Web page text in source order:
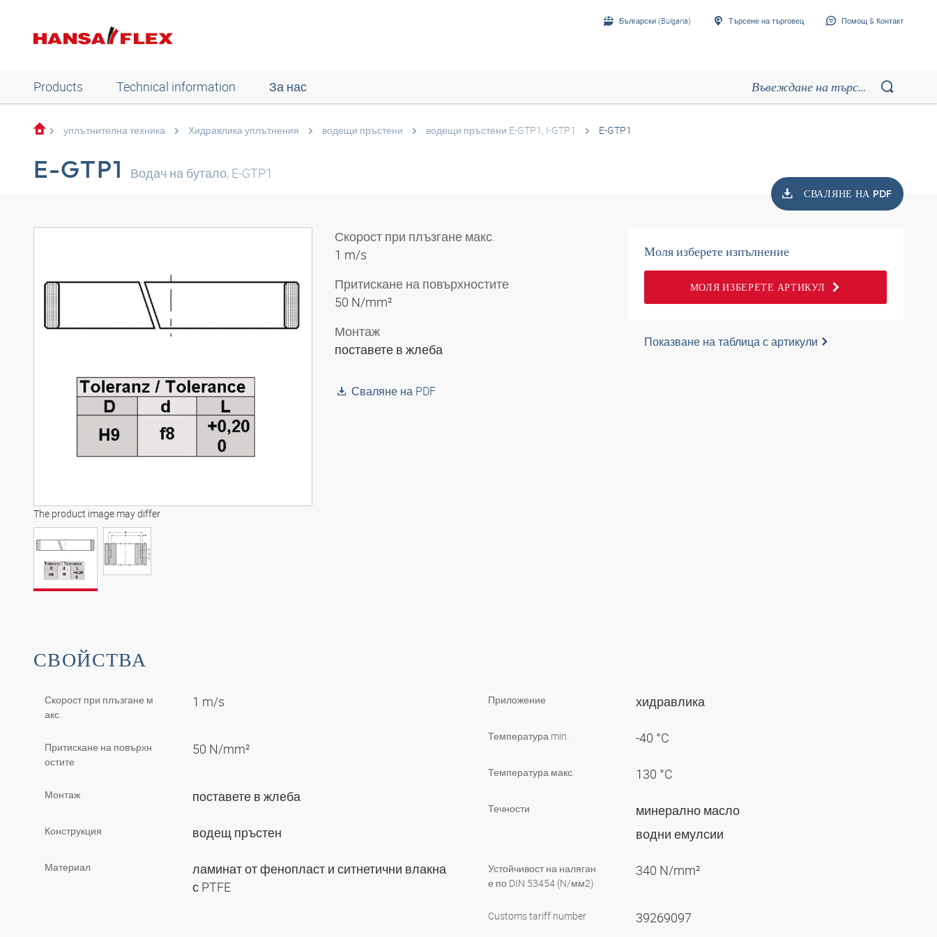
Български (Bulgaria) Търсене на търговец Помощ & Контакт
Products Technical information За нас
уплътнителна техника Хидравлика уплътнения водещи пръстени водещи пръстени E-GTP1, I-GTP1 E-GTP1
E-GTP1 Водач на бутало, E-GTP1
СВАЛЯНЕ НА PDF
The product image may differ
Скорост при плъзгане макс.
1 m/s
Притискане на повърхностите
50 N/mm²
Монтаж
поставете в жлеба
Сваляне на PDF
Моля изберете изпълнение
МОЛЯ ИЗБЕРЕТЕ АРТИКУЛ
Показване на таблица с артикули
СВОЙСТВА
Скорост при плъзгане м
акс.
1 m/s
Притискане на повърхн
остите
50 N/mm²
Монтаж поставете в жлеба
Конструкция водещ пръстен
Материал
ламинат от фенопласт и ситнетични влакна
с PTFE
Приложение хидравлика
Температура min. -40 °C
Температура макс. 130 °C
Течности
минерално масло
водни емулсии
Устойчивост на наляган
е по DIN 53454 (N/мм2)
340 N/mm²
Customs tariff number 39269097